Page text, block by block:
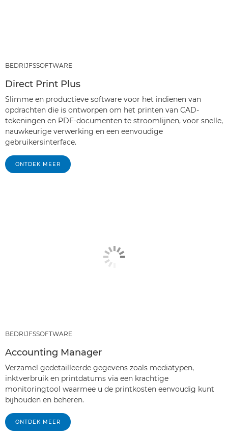
BEDRIJFSSOFTWARE
Direct Print Plus
Slimme en productieve software voor het indienen van
opdrachten die is ontworpen om het printen van CAD-
tekeningen en PDF-documenten te stroomlijnen, voor snelle,
nauwkeurige verwerking en een eenvoudige
gebruikersinterface.
ONTDEK MEER
BEDRIJFSSOFTWARE
Accounting Manager
Verzamel gedetailleerde gegevens zoals mediatypen,
inktverbruik en printdatums via een krachtige
monitoringtool waarmee u de printkosten eenvoudig kunt
bijhouden en beheren.
ONTDEK MEER